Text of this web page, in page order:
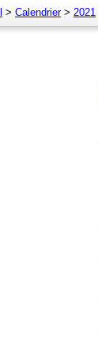
> Calendrier> 2021